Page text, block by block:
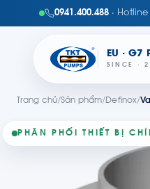
0941.400.488 ·
EU · G7
SINCE ·
Trang chủ/Sản phẩm/Definox/
PHÂN PHỐI THIẾT BỊ